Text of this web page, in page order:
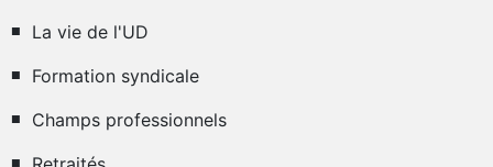
La vie de l'UD
Formation syndicale
Champs professionnels